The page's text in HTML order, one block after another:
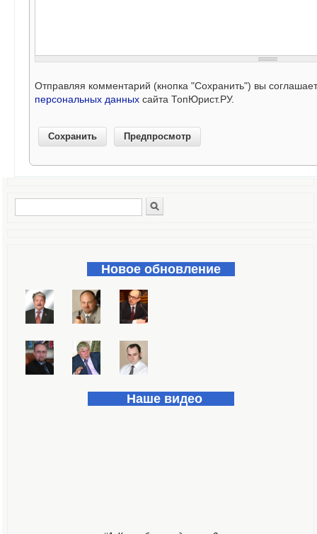
Отправляя комментарий (кнопка "Сохранить") вы
персональных данных сайта ТопЮрист.РУ.
Форма поиска
Новое обновление
Наше видео